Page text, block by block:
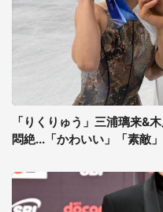
「りくりゅう」三浦璃来&
悶絶...「かわいい」「素敵